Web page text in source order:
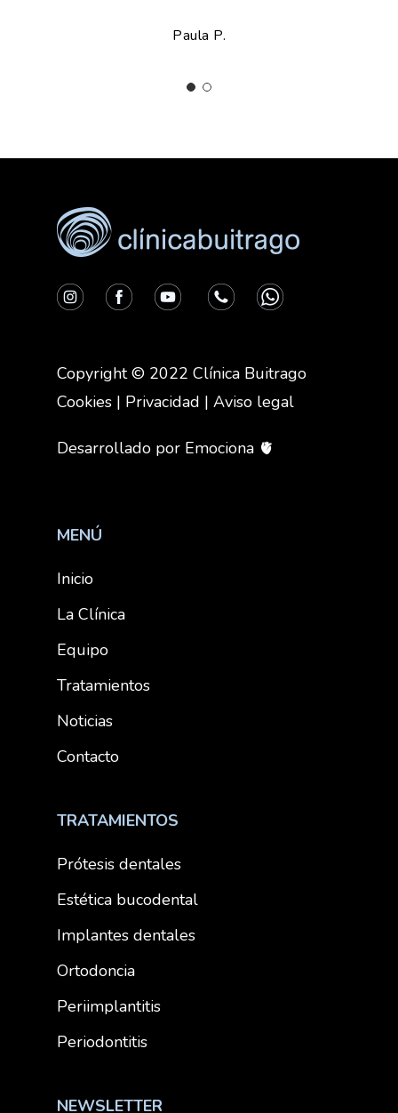
Paula P.
Copyright © 2022 Clínica Buitrago
Cookies | Privacidad | Aviso legal
Desarrollado por Emociona 🫀
MENÚ
Inicio
La Clínica
Equipo
Tratamientos
Noticias
Contacto
TRATAMIENTOS
Prótesis dentales
Estética bucodental
Implantes dentales
Ortodoncia
Periimplantitis
Periodontitis
NEWSLETTER